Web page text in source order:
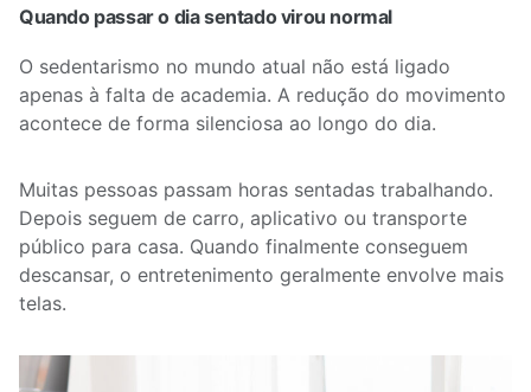
Quando passar o dia sentado virou normal
O sedentarismo no mundo atual não está ligado
apenas à falta de academia. A redução do movimento
acontece de forma silenciosa ao longo do dia.
Muitas pessoas passam horas sentadas trabalhando.
Depois seguem de carro, aplicativo ou transporte
público para casa. Quando finalmente conseguem
descansar, o entretenimento geralmente envolve mais
telas.